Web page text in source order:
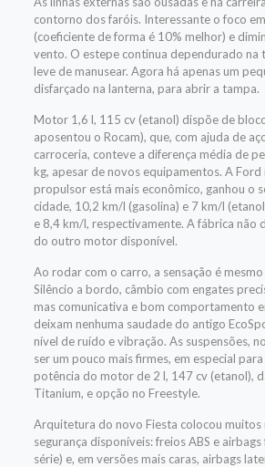
contorno dos faróis. Interessante o foco
(coeficiente de forma é 10% melhor) e
vento. O estepe continua dependurado na
leve de manusear. Agora há apenas um
disfarçado na lanterna, para abrir a tampa.
Motor 1,6 l, 115 cv (etanol) dispõe de
aposentou o Rocam), que, com ajuda de
carroceria, conteve a diferença média de
kg, apesar de novos equipamentos. A
propulsor está mais econômico, ganhou o
cidade, 10,2 km/l (gasolina) e 7 km/l
e 8,4 km/l, respectivamente. A fábrica não
do outro motor disponível.
Ao rodar com o carro, a sensação é
Silêncio a bordo, câmbio com engates
mas comunicativa e bom comportamento
deixam nenhuma saudade do antigo
nível de ruído e vibração. As suspensões,
ser um pouco mais firmes, em especial
potência do motor de 2 l, 147 cv (etanol),
Titanium, e opção no Freestyle.
Arquitetura do novo Fiesta colocou muitos
segurança disponíveis: freios ABS e
série) e, em versões mais caras, airbags